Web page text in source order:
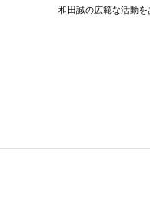
和田誠の広範な活動